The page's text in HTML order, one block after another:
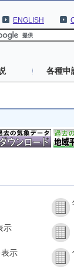
ENGLISH
各種申
示
示